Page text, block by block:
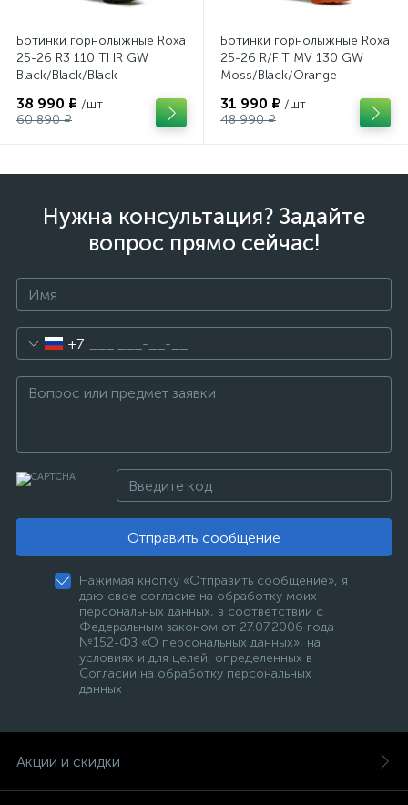
Ботинки горнолыжные Roxa
25-26 R3 110 TI IR GW
Black/Black/Black
38 990 ₽ /шт
60 890 ₽
Ботинки горнолыжные Roxa
25-26 R/FIT MV 130 GW
Moss/Black/Orange
31 990 ₽ /шт
48 990 ₽
Нужна консультация? Задайте
вопрос прямо сейчас!
+7
Отправить сообщение
Нажимая кнопку «Отправить сообщение», я
даю свое согласие на обработку моих
персональных данных, в соответствии с
Федеральным законом от 27.07.2006 года
№152-ФЗ «О персональных данных», на
условиях и для целей, определенных в
Согласии на обработку персональных
данных
Акции и скидки